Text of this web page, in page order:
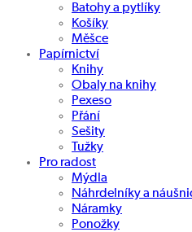
Batohy a pytlíky
Košíky
Měšce
Papírnictví
Knihy
Obaly na knihy
Pexeso
Přání
Sešity
Tužky
Pro radost
Mýdla
Náhrdelníky a
Náramky
Ponožky